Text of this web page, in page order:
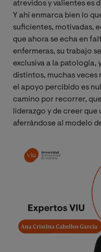
atrevidos y valientes es
Y ahí enmarca bien lo
suficientes, motivadas,
que ahora se echa en
enfermeras, su trabajo
exclusiva a la patología,
distintos, muchas veces
el apoyo percibido es
camino por recorrer,
liderazgo y de creer
aferrándose al modelo